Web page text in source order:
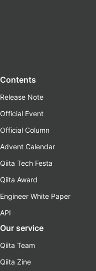
Contents
Release Note
Official Event
Official Column
Advent Calendar
Qiita Tech Festa
Qiita Award
Engineer White Paper
API
Our service
Qiita Team
Qiita Zine